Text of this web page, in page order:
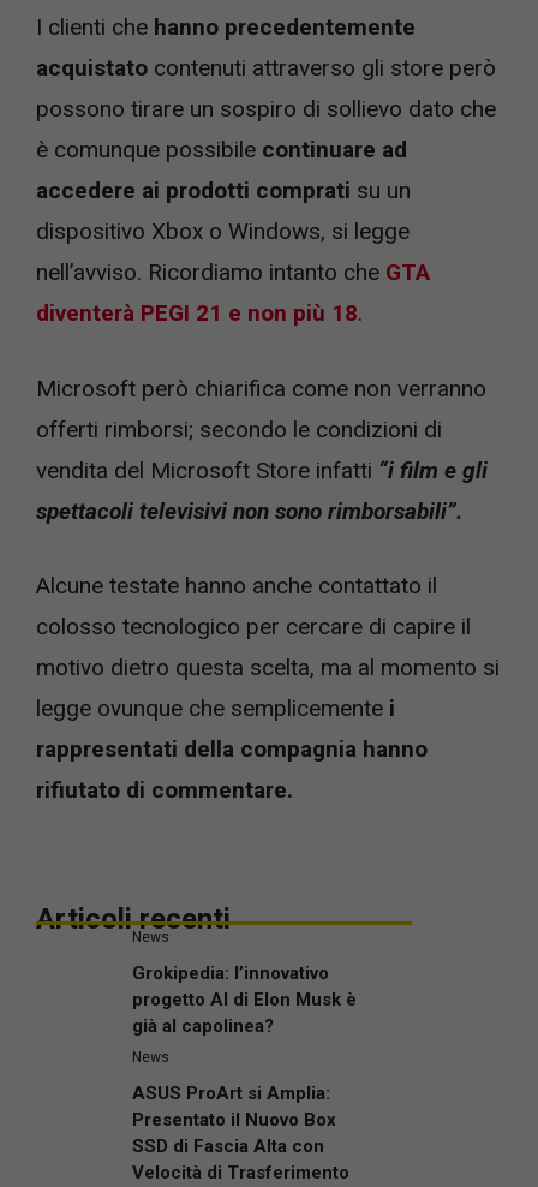
I clienti che hanno precedentemente
acquistato contenuti attraverso gli store però
possono tirare un sospiro di sollievo dato che
è comunque possibile continuare ad
accedere ai prodotti comprati su un
dispositivo Xbox o Windows, si legge
nell’avviso. Ricordiamo intanto che GTA
diventerà PEGI 21 e non più 18.
Microsoft però chiarifica come non verranno
offerti rimborsi; secondo le condizioni di
vendita del Microsoft Store infatti “i film e gli
spettacoli televisivi non sono rimborsabili”.
Alcune testate hanno anche contattato il
colosso tecnologico per cercare di capire il
motivo dietro questa scelta, ma al momento si
legge ovunque che semplicemente i
rappresentati della compagnia hanno
rifiutato di commentare.
Articoli recenti
News
Grokipedia: l’innovativo
progetto AI di Elon Musk è
già al capolinea?
News
ASUS ProArt si Amplia:
Presentato il Nuovo Box
SSD di Fascia Alta con
Velocità di Trasferimento